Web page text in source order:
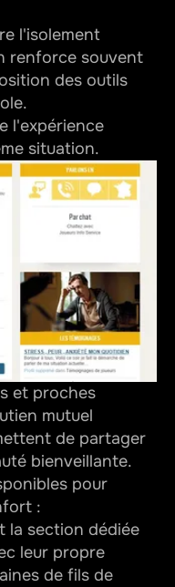
l'isolement
renforce souvent
des outils
l'expérience
situation.
et proches
mutuel
de partager
bienveillante.
pour
:
la section dédiée
leur propre
de fils de